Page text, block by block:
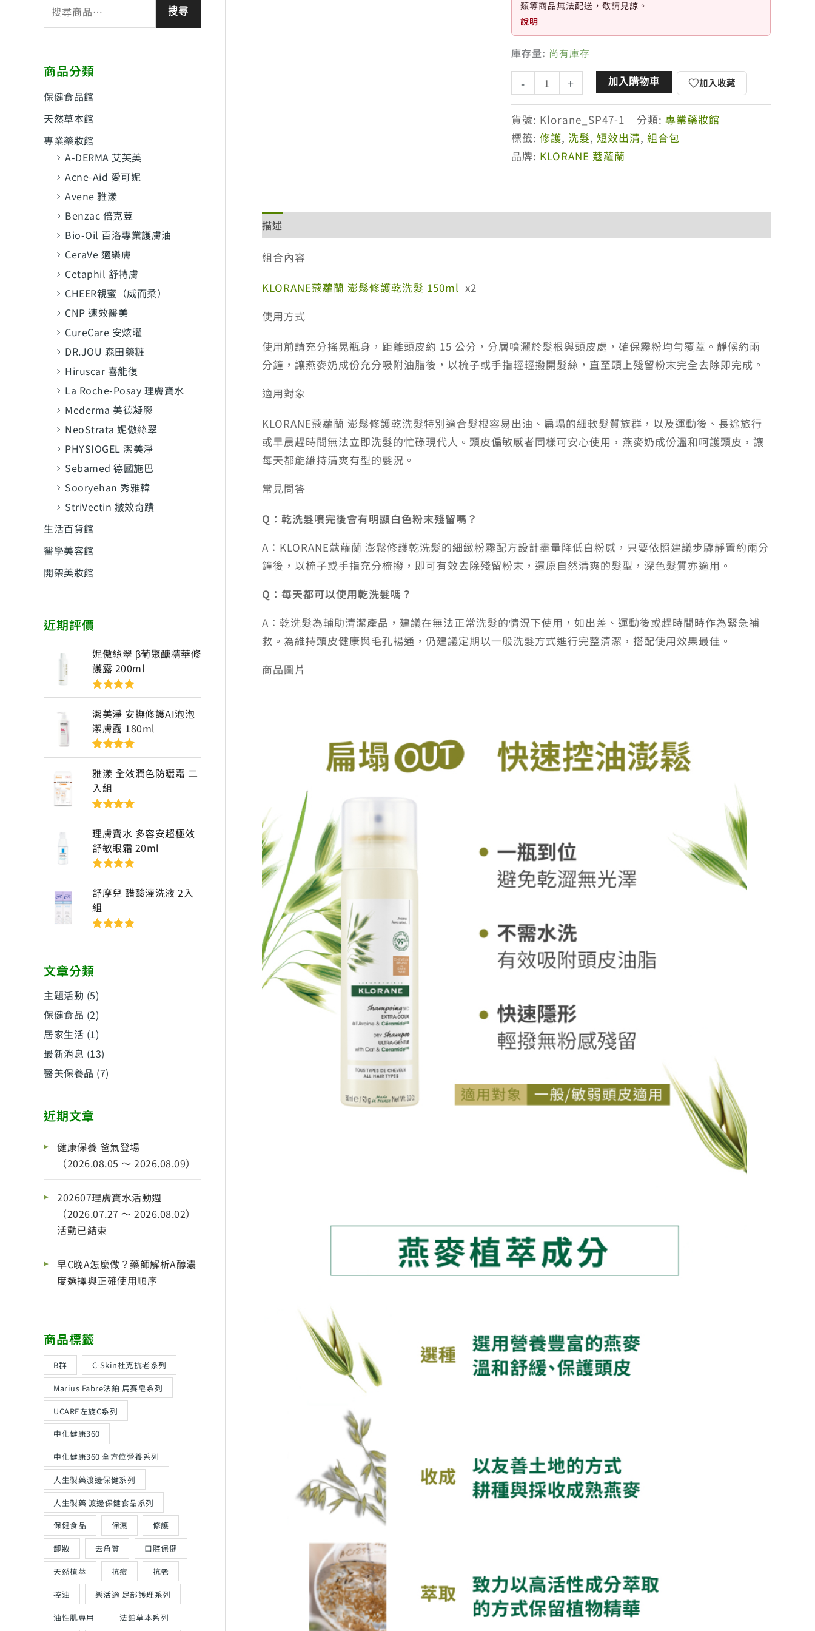
尋
字
搜尋
商品分類
保健食品館
天然草本館
專業藥妝館
A-DERMA 艾芙美
Acne-Aid 愛可妮
Avene 雅漾
Benzac 倍克荳
Bio-Oil 百洛專業護膚油
CeraVe 適樂膚
Cetaphil 舒特膚
CHEER親蜜（威而柔）
CNP 速效醫美
CureCare 安炫曜
DR.JOU 森田藥粧
Hiruscar 喜能復
La Roche-Posay 理膚寶水
Mederma 美德凝膠
NeoStrata 妮傲絲翠
PHYSIOGEL 潔美淨
Sebamed 德國施巴
Sooryehan 秀雅韓
StriVectin 皺效奇蹟
生活百貨館
醫學美容館
開架美妝館
近期評價
妮傲絲翠 β葡聚醣精華修
護露 200ml
評分5滿分
5
潔美淨 安撫修護AI泡泡
潔膚露 180ml
評分5滿分
5
雅漾 全效潤色防曬霜 二
入組
評分5滿分
5
理膚寶水 多容安超極效
舒敏眼霜 20ml
評分5滿分
5
舒摩兒 醋酸灌洗液 2入
組
文章分類
主題活動 (5)
保健食品 (2)
居家生活 (1)
最新消息 (13)
醫美保養品 (7)
近期文章
健康保養 爸氣登場
（2026.08.05 ～ 2026.08.09）
202607理膚寶水活動週
（2026.07.27 ～ 2026.08.02）
活動已結束
早C晚A怎麼做？藥師解析A醇濃
度選擇與正確使用順序
商品標籤
B群
C-Skin杜克抗老系列
Marius Fabre法鉑 馬賽皂系列
UCARE左旋C系列
中化健康360
中化健康360 全方位營養系列
人生製藥渡邊保健系列
人生製藥 渡邊保健食品系列
保健食品
保濕
修護
卸妝
去角質
口腔保健
天然植萃
抗痘
抗老
控油
樂活適 足部護理系列
油性肌專用
法鉑草本系列
類等商品無法配送，敬請見諒。
說明
庫存量: 尚有庫存
-
蘿
蘭
澎
鬆
修
洗
出
清，
期
至
+ 加入購物車 加入收藏
貨號: Klorane_SP47-1 分類:專業藥妝館
標籤:修護,洗髮,短效出清,組合包
品牌: KLORANE 蔻蘿蘭
描述
組合內容
KLORANE蔻蘿蘭 澎鬆修護乾洗髮 150ml x2
使用方式
使用前請充分搖晃瓶身，距離頭皮約 15 公分，分層噴灑於髮根與頭皮處，確保霧粉均勻覆蓋。靜候約兩
分鐘，讓燕麥奶成份充分吸附油脂後，以梳子或手指輕輕撥開髮絲，直至頭上殘留粉末完全去除即完成。
適用對象
KLORANE蔻蘿蘭 澎鬆修護乾洗髮特別適合髮根容易出油、扁塌的細軟髮質族群，以及運動後、長途旅行
或早晨趕時間無法立即洗髮的忙碌現代人。頭皮偏敏感者同樣可安心使用，燕麥奶成份溫和呵護頭皮，讓
每天都能維持清爽有型的髮況。
常見問答
Q：乾洗髮噴完後會有明顯白色粉末殘留嗎？
A：KLORANE蔻蘿蘭 澎鬆修護乾洗髮的細緻粉霧配方設計盡量降低白粉感，只要依照建議步驟靜置約兩分
鐘後，以梳子或手指充分梳撥，即可有效去除殘留粉末，還原自然清爽的髮型，深色髮質亦適用。
Q：每天都可以使用乾洗髮嗎？
A：乾洗髮為輔助清潔產品，建議在無法正常洗髮的情況下使用，如出差、運動後或趕時間時作為緊急補
救。為維持頭皮健康與毛孔暢通，仍建議定期以一般洗髮方式進行完整清潔，搭配使用效果最佳。
商品圖片